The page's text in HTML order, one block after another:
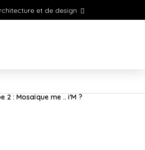
et de design
2 : Mosaïque me .. i’M ?